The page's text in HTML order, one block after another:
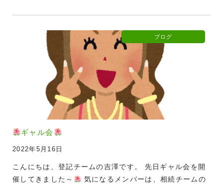
ギャル会
ブログ
2022年5月16日
こんにちは、登記チームの吉澤です。 先日ギャル会を開
催してきました～
気になるメンバーは、相続チームの